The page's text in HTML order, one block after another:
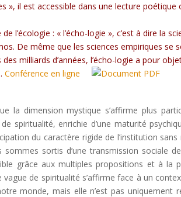
», il est accessible dans une lecture
l’écologie : « l’écho-logie », c’est à dire la
De même que les sciences empiriques se
milliards d’années, l’écho-logie a pour
Conférence en ligne
la dimension mystique s’affirme plus
spiritualité, enrichie d’une maturité
du caractère rigide de l’institution
sortis d’une transmission sociale
grâce aux multiples propositions et à la
de spiritualité s’affirme face à un
monde, mais elle n’est pas uniquement